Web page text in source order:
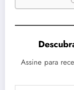
Assine para
Digite seu e-mail…